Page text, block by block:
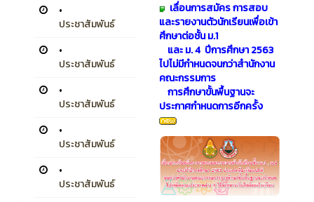
•
ประชาสัมพันธ์
•
ประชาสัมพันธ์
•
ประชาสัมพันธ์
•
ประชาสัมพันธ์
•
ประชาสัมพันธ์
เลื่อนการสมัคร การสอบ
และรายงานตัวนักเรียนเพื่อเข้า
ศึกษาต่อชั้น ม.1
และ ม. 4 ปีการศึกษา 2563
ไปไม่มีกำหนดจนกว่าสำนักงาน
คณะกรรมการ
การศึกษาขั้นพื้นฐานจะ
ประกาศกำหนดการอีกครั้ง